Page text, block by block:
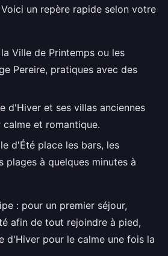
un repère rapide selon votre
Ville de Printemps ou les
Pereire, pratiques avec des
d'Hiver et ses villas anciennes
et romantique.
d'Été place les bars, les
plages à quelques minutes à
: pour un premier séjour,
afin de tout rejoindre à pied,
d'Hiver pour le calme une fois la